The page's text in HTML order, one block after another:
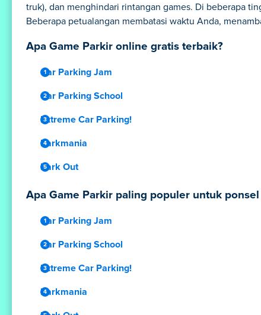
truk), dan menghindari rintangan games. Di beberapa
Beberapa petualangan membatasi waktu Anda,
Apa Game Parkir online gratis terbaik?
Car Parking Jam
Car Parking School
Extreme Car Parking!
Parkmania
Park Out
Apa Game Parkir paling populer untuk
Car Parking Jam
Car Parking School
Extreme Car Parking!
Parkmania